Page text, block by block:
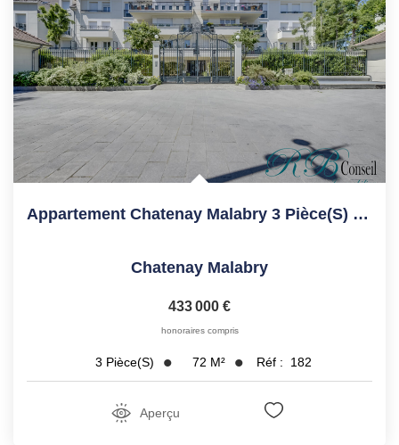
Appartement Chatenay Malabry 3 Pièce(s) 71 M2
Chatenay Malabry
433 000 €
honoraires compris
3 Pièce(s) 72 M² Réf : 182
Aperçu